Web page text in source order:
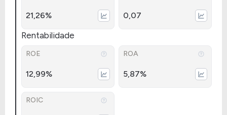
21,26% 0,07
Rentabilidade
ROE
12,99%
ROA
5,87%
ROIC